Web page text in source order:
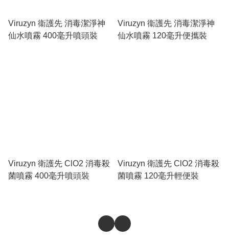
Viruzyn 衞護先 消毒潔淨神
仙水噴霧 400毫升噴頭裝
Viruzyn 衞護先 消毒潔淨神
仙水噴霧 120毫升便攜裝
Viruzyn 衛護先 ClO2 消毒殺
菌噴霧 400毫升噴頭裝
Viruzyn 衛護先 ClO2 消毒殺
菌噴霧 120毫升輕便裝